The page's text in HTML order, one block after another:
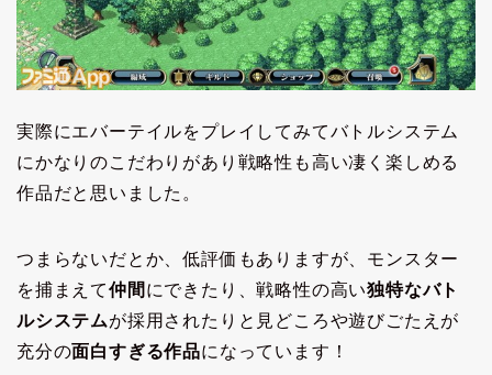
実際にエバーテイルをプレイしてみてバトルシステム
にかなりのこだわりがあり戦略性も高い凄く楽しめる
作品だと思いました。
つまらないだとか、低評価もありますが、モンスター
を捕まえて仲間 にできたり、戦略性の高い独特なバト
ルシステムが採用されたりと見どころや遊びごたえが
充分の面白すぎる作品になっています！